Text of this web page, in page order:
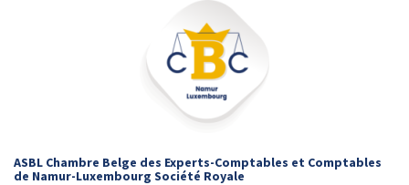
ASBL Chambre Belge des Experts-Comptables et Comptables
de Namur-Luxembourg Société Royale